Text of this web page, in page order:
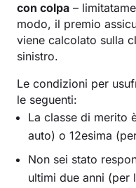
con colpa –
modo, il premio
viene calcolato sulla
sinistro.
Le condizioni per
le seguenti:
La classe di merito
auto) o 12esima
Non sei stato
ultimi due anni (per